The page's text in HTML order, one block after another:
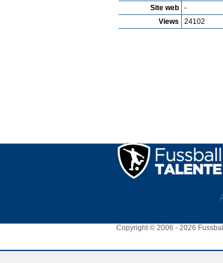
Site web
-
Views
24102
Copyright © 2006 - 2026